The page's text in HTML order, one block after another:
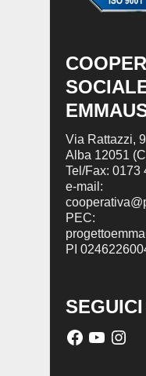
Via Rattazzi, 9
Alba 12051
Tel/Fax: 0173
e-mail:
PEC:
PI